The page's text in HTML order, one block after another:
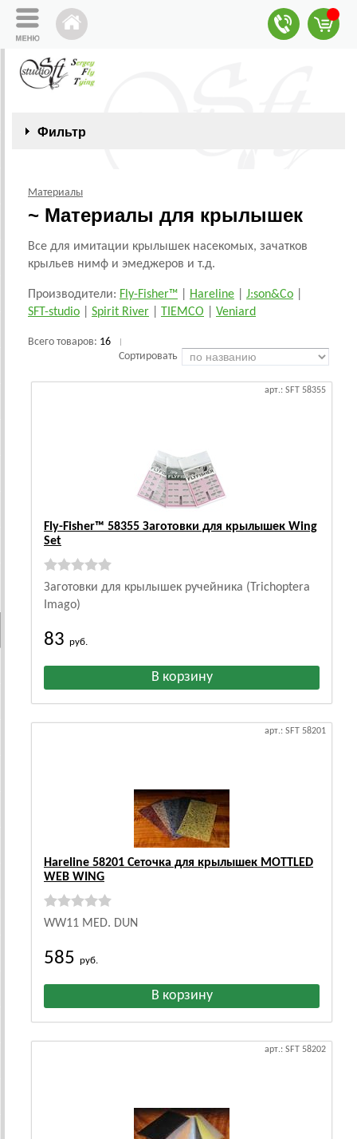
Фильтр
Материалы
~ Материалы для крылышек
Все для имитации крылышек насекомых, зачатков
крыльев нимф и эмеджеров и т.д.
Производители: Fly-Fisher™ Hareline J:son&Co
SFT-studio
Spirit River TIEMCO Veniard
Всего товаров: 16
Сортировать
арт.: SFT 58355
Fly-Fisher™ 58355 Заготовки для крылышек Wing
Set
Заготовки для крылышек ручейника (Trichoptera
Imago)
83 руб.
арт.: SFT 58201
Hareline 58201 Сеточка для крылышек MOTTLED
WEB WING
WW11 MED. DUN
585 руб.
арт.: SFT 58202